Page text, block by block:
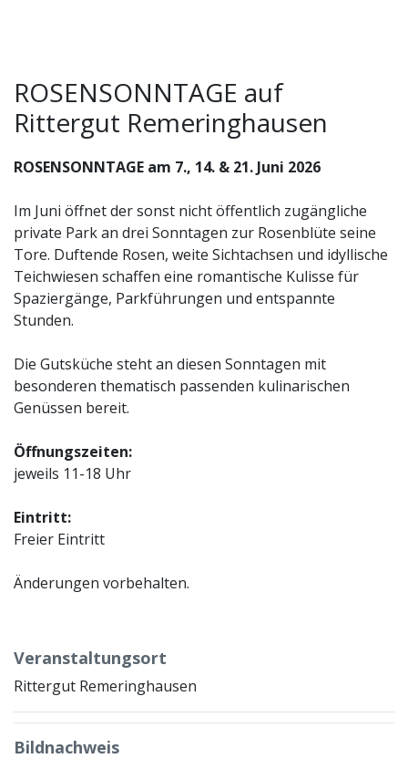
ROSENSONNTAGE auf
Rittergut Remeringhausen
ROSENSONNTAGE am 7., 14. & 21. Juni 2026
Im Juni öffnet der sonst nicht öffentlich zugängliche
private Park an drei Sonntagen zur Rosenblüte seine
Tore. Duftende Rosen, weite Sichtachsen und idyllische
Teichwiesen schaffen eine romantische Kulisse für
Spaziergänge, Parkführungen und entspannte
Stunden.
Die Gutsküche steht an diesen Sonntagen mit
besonderen thematisch passenden kulinarischen
Genüssen bereit.
Öffnungszeiten:
jeweils 11-18 Uhr
Eintritt:
Freier Eintritt
Änderungen vorbehalten.
Veranstaltungsort
Rittergut Remeringhausen
Bildnachweis